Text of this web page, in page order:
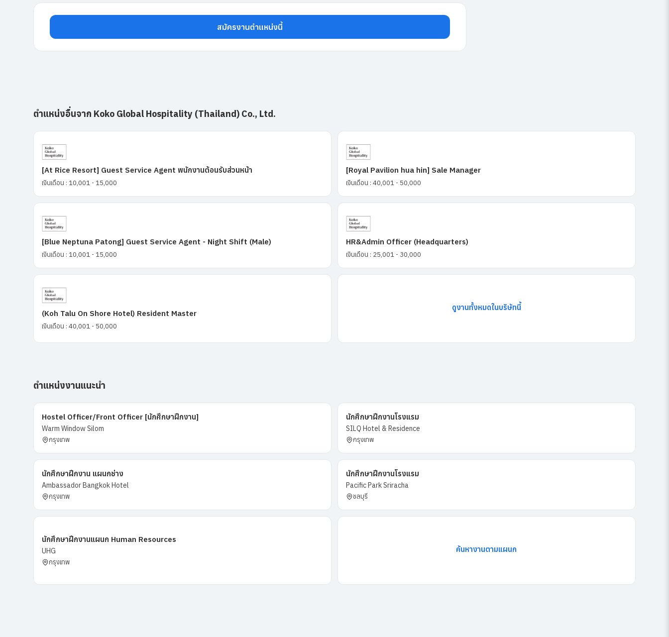
สมัครงานตำแหน่งนี้
ตำแหน่งอื่นจาก Koko Global Hospitality (Thailand) Co., Ltd.
[At Rice Resort] Guest Service Agent พนักงานต้อนรับส่วนหน้า
เงินเดือน : 10,001 - 15,000
[Royal Pavilion hua hin] Sale Manager
เงินเดือน : 40,001 - 50,000
[Blue Neptuna Patong] Guest Service Agent - Night Shift (Male)
เงินเดือน : 10,001 - 15,000
HR&Admin Officer (Headquarters)
เงินเดือน : 25,001 - 30,000
(Koh Talu On Shore Hotel) Resident Master
เงินเดือน : 40,001 - 50,000
ดูงานทั้งหมดในบริษัทนี้
ตำแหน่งงานแนะนำ
Hostel Officer/Front Officer [นักศึกษาฝึกงาน]
Warm Window Silom
กรุงเทพ
นักศึกษาฝึกงานโรงแรม
SILQ Hotel & Residence
กรุงเทพ
นักศึกษาฝึกงาน แผนกช่าง
Ambassador Bangkok Hotel
กรุงเทพ
นักศึกษาฝึกงานโรงแรม
Pacific Park Sriracha
ชลบุรี
นักศึกษาฝึกงานแผนก Human Resources
UHG
กรุงเทพ
ค้นหางานตามแผนก